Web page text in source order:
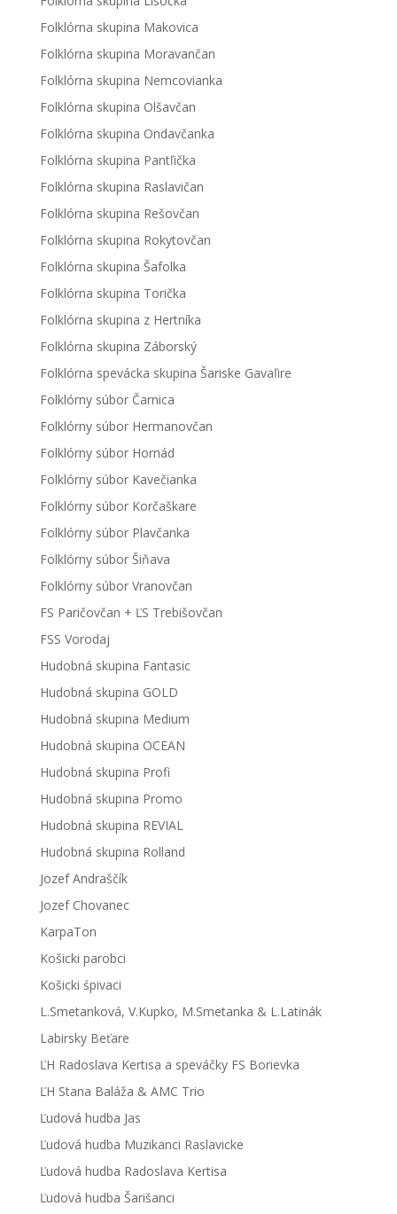
Folklórna skupina Makovica
Folklórna skupina Moravančan
Folklórna skupina Nemcovianka
Folklórna skupina Olšavčan
Folklórna skupina Ondavčanka
Folklórna skupina Pantľička
Folklórna skupina Raslavičan
Folklórna skupina Rešovčan
Folklórna skupina Rokytovčan
Folklórna skupina Šafolka
Folklórna skupina Torička
Folklórna skupina z Hertníka
Folklórna skupina Záborský
Folklórna spevácka skupina Šariske Gavaľire
Folklórny súbor Čarnica
Folklórny súbor Hermanovčan
Folklórny súbor Hornád
Folklórny súbor Kavečianka
Folklórny súbor Korčaškare
Folklórny súbor Plavčanka
Folklórny súbor Šiňava
Folklórny súbor Vranovčan
FS Paričovčan + ĽS Trebišovčan
FSS Vorodaj
Hudobná skupina Fantasic
Hudobná skupina GOLD
Hudobná skupina Medium
Hudobná skupina OCEAN
Hudobná skupina Profi
Hudobná skupina Promo
Hudobná skupina REVIAL
Hudobná skupina Rolland
Jozef Andraščík
Jozef Chovanec
KarpaTon
Košicki parobci
Košicki śpivaci
L.Smetanková, V.Kupko, M.Smetanka & L.Latinák
Labirsky Beťare
ĽH Radoslava Kertisa a speváčky FS Borievka
ĽH Stana Baláža & AMC Trio
Ľudová hudba Jas
Ľudová hudba Muzikanci Raslavicke
Ľudová hudba Radoslava Kertisa
Ľudová hudba Šarišanci